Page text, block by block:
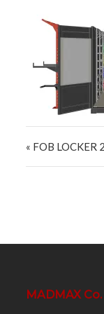
« FOB LOCKER
MADMAX